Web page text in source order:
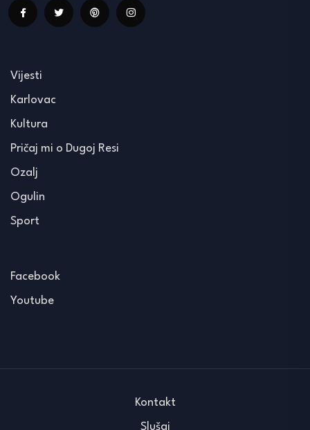
Vijesti
Karlovac
Kultura
Pričaj mi o Dugoj Resi
Ozalj
Ogulin
Sport
Facebook
Youtube
Kontakt
Slušaj